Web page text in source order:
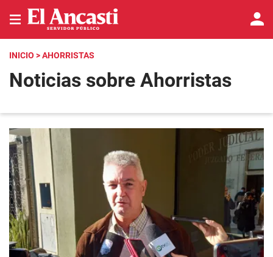
INICIO > AHORRISTAS
Noticias sobre Ahorristas